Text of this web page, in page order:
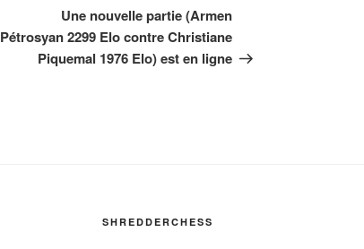
suivant
Une nouvelle partie (Armen
Pétrosyan 2299 Elo contre Christiane
Piquemal 1976 Elo) est en ligne
SHREDDERCHESS